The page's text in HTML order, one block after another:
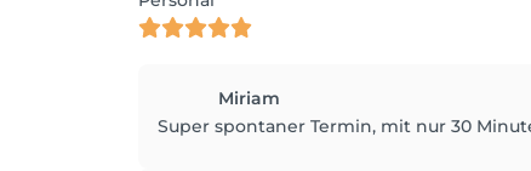
Miriam
Super spontaner Termin, mit nur 30